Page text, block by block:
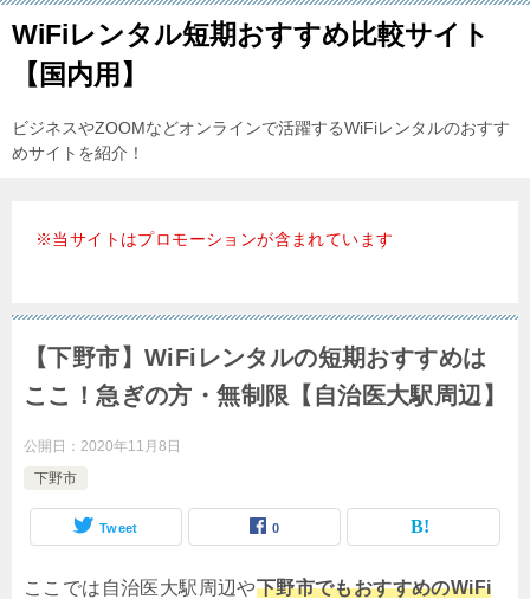
WiFiレンタル短期おすすめ比較サイト
【国内用】
ビジネスやZOOMなどオンラインで活躍するWiFiレンタルのおすす
めサイトを紹介！
※当サイトはプロモーションが含まれています
【下野市】WiFiレンタルの短期おすすめは
ここ！急ぎの方・無制限【自治医大駅周辺】
公開日： 2020年11月8日
下野市
Tweet 0
ここでは自治医大駅周辺や下野市でもおすすめのWiFi